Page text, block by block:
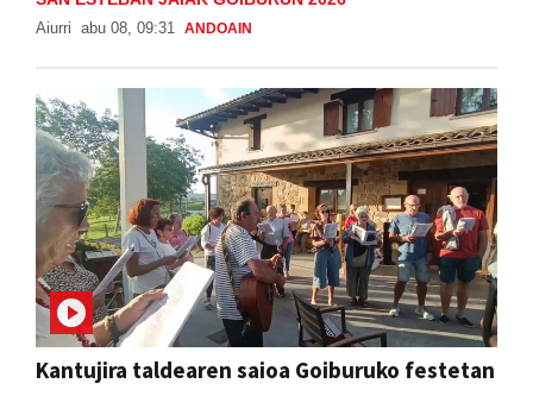
Aiurri abu 08, 09:31 ANDOAIN
Kantujira taldearen saioa Goiburuko festetan